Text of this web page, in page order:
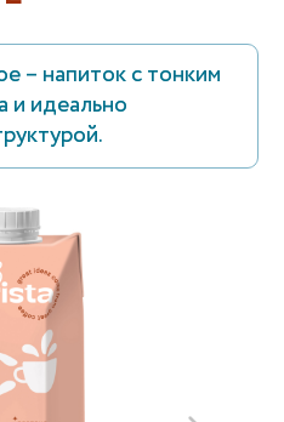
– напиток с тонким
и идеально